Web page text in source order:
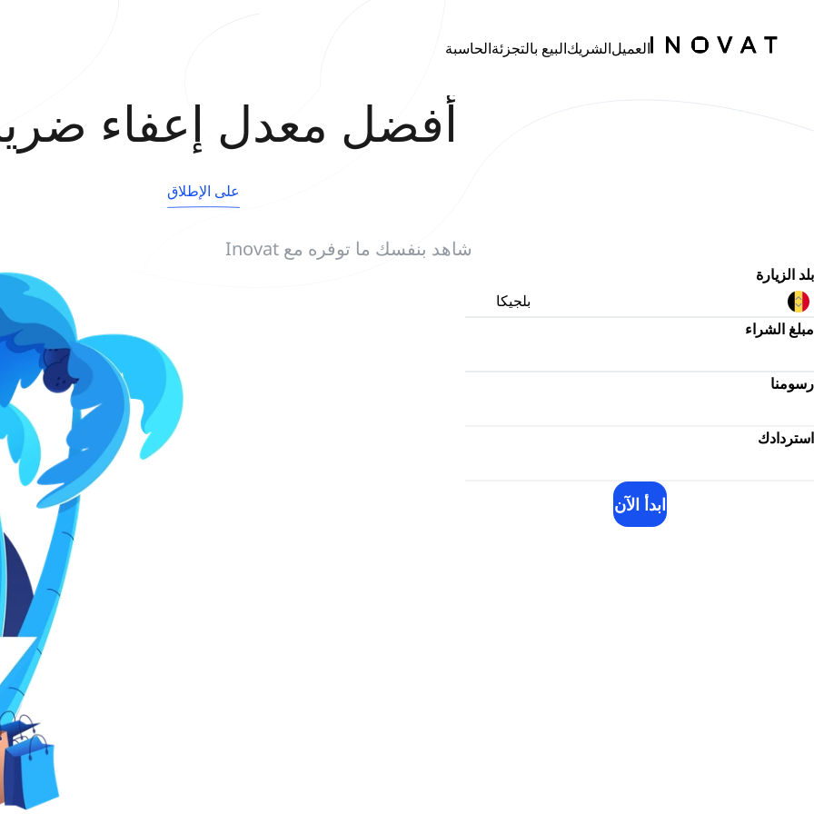
العميلالشريكالبيع بالتجزئةالحاسبة
أفضل معدل إعفاء
على الإطلاق
شاهد بنفسك ما توفره مع Inovat
بلد الزيارة
مبلغ الشراء
رسومنا
استردادك
ابدأ الآن